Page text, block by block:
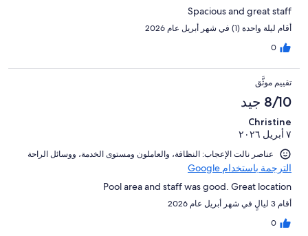
Spacious and great staff
أقام ليلة واحدة (1) في شهر أبريل عام 2026
0
تقييم موثَّق
8/10 جيد
Christine
٧ أبريل ٢٠٢٦
عناصر نالت الإعجاب: ⁦النظافة⁩، و⁦العاملون ومستوى الخدمة⁩، و⁦وسائل الراحة⁩
الترجمة باستخدام Google
Pool area and staff was good. Great location
أقام 3 ليالٍ في شهر أبريل عام 2026
0